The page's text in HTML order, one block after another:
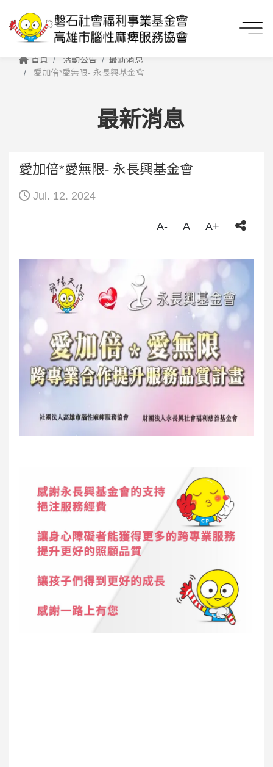
首頁 活動公告
最新消息
愛加倍*愛無限- 永長興基金會
最新消息
愛加倍*愛無限- 永長興基金會
Jul. 12. 2024
A- A A+